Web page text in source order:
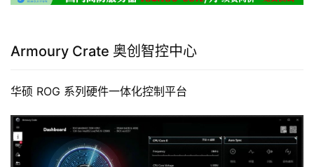
Armoury Crate 奥创智控中心
华硕 ROG 系列硬件一体化控制平台